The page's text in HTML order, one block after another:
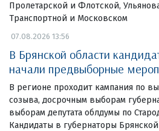
Пролетарской и Флотской,
Транспортной и Московском
07.08.2026 13:56
В Брянской области
начали предвыборные
В регионе проходит кампания по
созыва, досрочным выборам
выборам депутата облдумы по
Кандидаты в губернаторы